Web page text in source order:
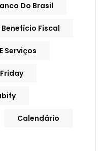
Do Brasil
Benefício Fiscal
Serviços
Calendário